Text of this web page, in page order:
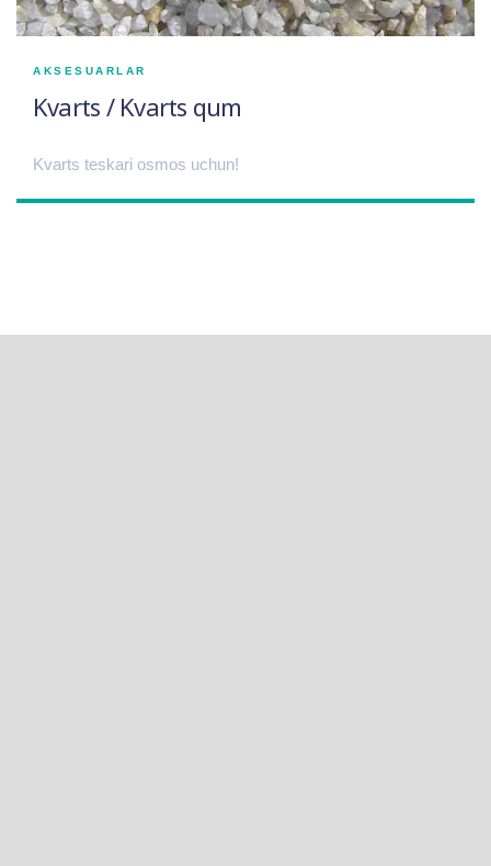
AKSESUARLAR
Kvarts / Kvarts qum
Kvarts teskari osmos uchun!